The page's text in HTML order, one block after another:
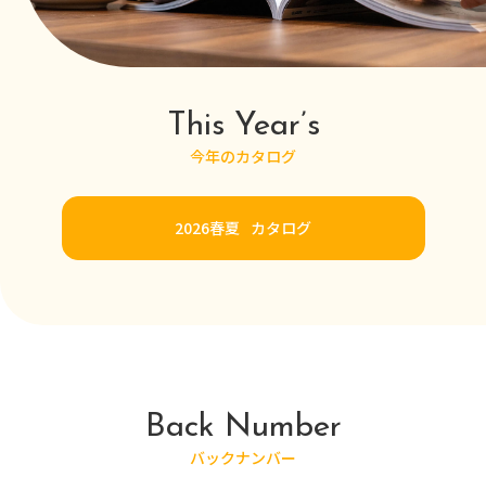
This Year’s
今年のカタログ
2026春夏 カタログ
Back Number
バックナンバー